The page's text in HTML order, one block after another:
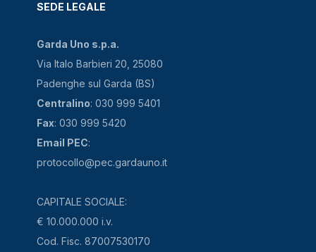
SEDE LEGALE
Garda Uno s.p.a.
Via Italo Barbieri 20, 25080
Padenghe sul Garda (BS)
Centralino: 030 999 5401
Fax: 030 999 5420
Email PEC:
protocollo@pec.gardauno.it
CAPITALE SOCIALE:
€ 10.000.000 i.v.
Cod. Fisc. 87007530170